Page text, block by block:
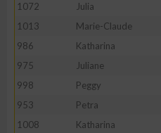
1072
Julia
1013
Marie-Claude
986
Katharina
975
Juliane
998
Peggy
953
Petra
1008
Katharina